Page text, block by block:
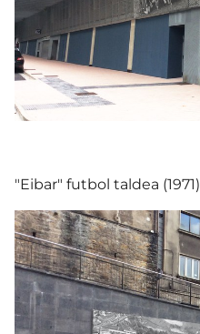
"Eibar" futbol taldea (1971)